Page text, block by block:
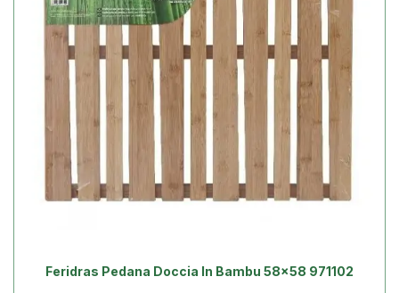
Feridras Pedana Doccia In Bambu 58x58 971102